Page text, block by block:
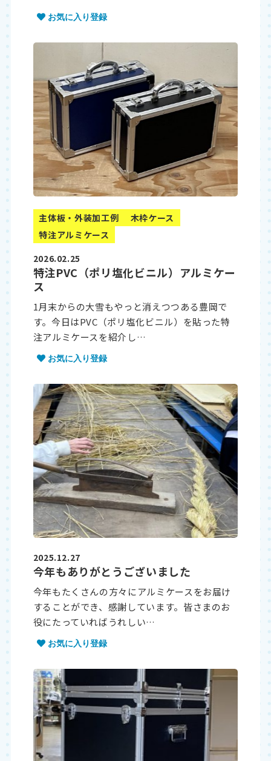
お気に入り登録
主体板・外装加工例
木枠ケース
特注アルミケース
2026.02.25
特注PVC（ポリ塩化ビニル）アルミケー
ス
1月末からの大雪もやっと消えつつある豊岡で
す。今日はPVC（ポリ塩化ビニル）を貼った特
注アルミケースを紹介し…
お気に入り登録
2025.12.27
今年もありがとうございました
今年もたくさんの方々にアルミケースをお届け
することができ、感謝しています。皆さまのお
役にたっていればうれしい…
お気に入り登録